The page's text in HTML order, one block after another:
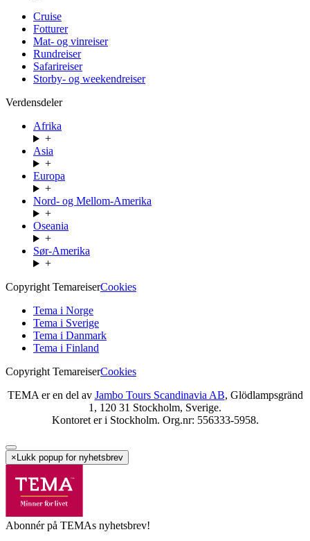
Cruise
Fotturer
Mat- og vinreiser
Rundreiser
Safarireiser
Storby- og weekendreiser
Verdensdeler
Afrika
+
Asia
+
Europa
+
Nord- og Mellom-Amerika
+
Oseania
+
Sør-Amerika
+
Copyright TemareiserCookies
Tema i Norge
Tema i Sverige
Tema i Danmark
Tema i Finland
Copyright TemareiserCookies
TEMA er en del av Jambo Tours Scandinavia AB, Glödlampsgränd
1, 120 31 Stockholm, Sverige.
Kontoret er i Stockholm. Org.nr: 556333-5958.
× Lukk popup for nyhetsbrev
Abonnér på TEMAs nyhetsbrev!